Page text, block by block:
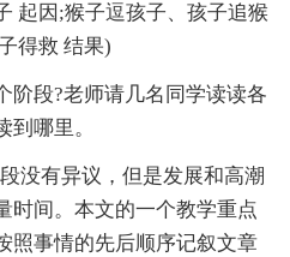
起因;猴子逗孩子、孩子追猴
得救 结果)
段?老师请几名同学读读各
哪里。
有异议，但是发展和高潮
时间。本文的一个教学重点
照事情的先后顺序记叙文章